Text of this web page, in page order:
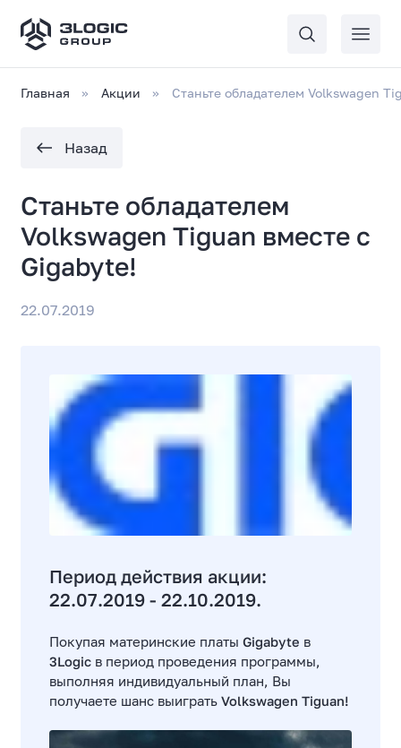
Главная Акции Станьте обладателем Volkswagen
Назад
Станьте обладателем
Volkswagen Tiguan вместе с
Gigabyte!
22.07.2019
Период действия акции:
22.07.2019 - 22.10.2019.
Покупая материнские платыGigabyte в
3Logic в период проведения программы,
выполняя индивидуальный план, Вы
получаете шанс выигратьVolkswagen Tiguan!